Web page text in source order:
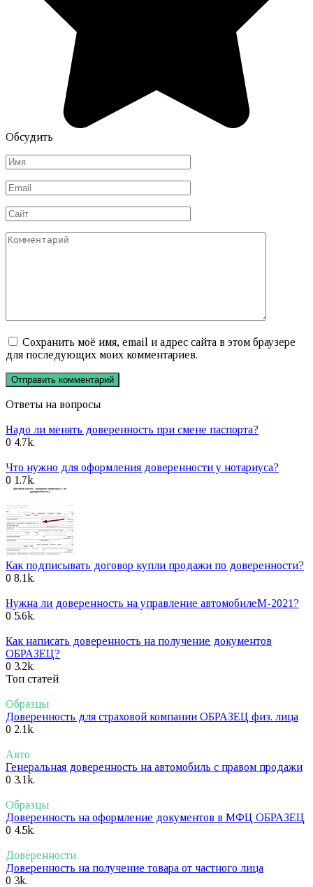
Обсудить
Имя
*
Email
*
Сайт
Комментарий
Сохранить моё имя, email и адрес сайта в этом браузере
для последующих моих комментариев.
Ответы на вопросы
Надо ли менять доверенность при смене паспорта?
0 4.7k.
Что нужно для оформления доверенности у нотариуса?
0 1.7k.
Как подписывать договор купли продажи по доверенности?
0 8.1k.
Нужна ли доверенность на управление автомобилеМ-2021?
0 5.6k.
Как написать доверенность на получение документов
ОБРАЗЕЦ?
0 3.2k.
Топ статей
Образцы
Доверенность для страховой компании ОБРАЗЕЦ физ. лица
0 2.1k.
Авто
Генеральная доверенность на автомобиль с правом продажи
0 3.1k.
Образцы
Доверенность на оформление документов в МФЦ ОБРАЗЕЦ
0 4.5k.
Доверенности
Доверенность на получение товара от частного лица
0 3k.